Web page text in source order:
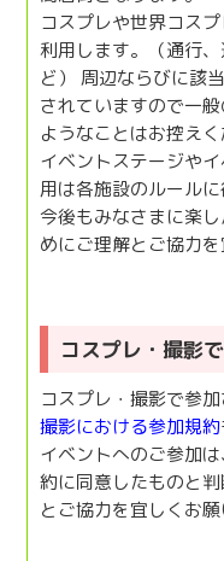
コスプレや世界コス
利用します。（通行
ど） 周辺ならびに該
されていますので一
ようなことはお控えく
イベントステージや
用は各施設のルールに
今後もみなさまに楽
めにご理解とご協力
コスプレ・撮影
コスプレ・撮影で参
撮影における参加規約
イベントへのご参加
約に同意したものと
とご協力を宜しくお願